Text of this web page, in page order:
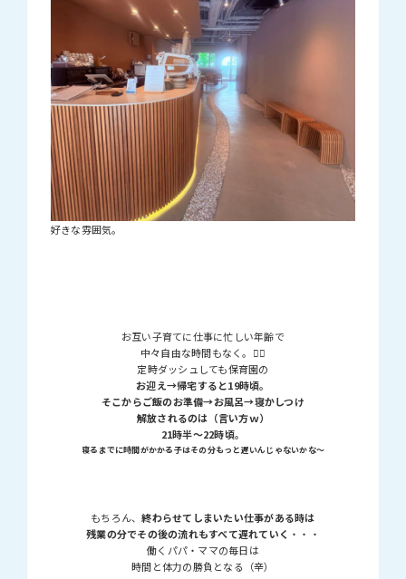
好きな雰囲気。
お互い子育てに仕事に忙しい年齢で
中々自由な時間もなく。😮‍💨
定時ダッシュしても保育園の
お迎え→帰宅すると19時頃。
そこからご飯のお準備→お風呂→寝かしつけ
解放されるのは（言い方ｗ）
21時半～22時頃。
寝るまでに時間がかかる子はその分もっと遅いんじゃないかな～
もちろん、終わらせてしまいたい仕事がある時は
残業の分でその後の流れもすべて遅れていく ・・・
働くパパ・ママの毎日は
時間と体力の勝負となる（辛）